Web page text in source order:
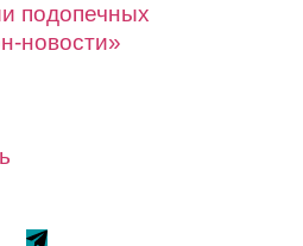
подопечных
новости»